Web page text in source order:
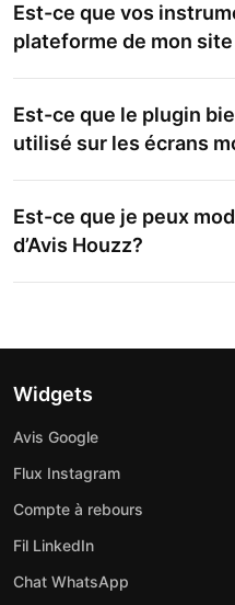
Est-ce que vos
plateforme de mon
Est-ce que le plugin
utilisé sur les écrans
Est-ce que je peux
d’Avis Houzz?
Widgets
Avis Google
Flux Instagram
Compte à rebours
Fil LinkedIn
Chat WhatsApp